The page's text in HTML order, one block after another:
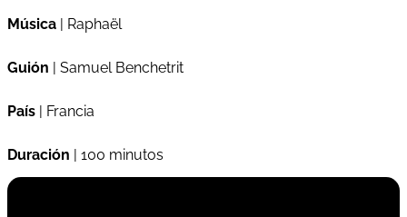
Música | Raphaël
Guión | Samuel Benchetrit
País | Francia
Duración | 100 minutos